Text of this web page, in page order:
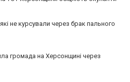
не курсували через брак пального
громада на Херсонщині через